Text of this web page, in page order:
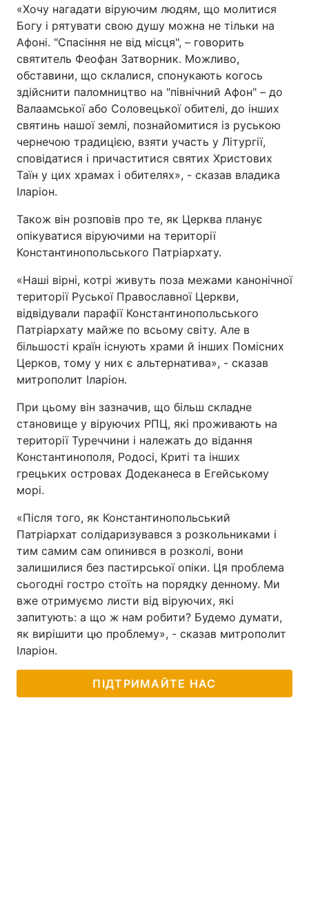
«Хочу нагадати віруючим людям, що молитися
Богу і рятувати свою душу можна не тільки на
Афоні. "Спасіння не від місця", – говорить
святитель Феофан Затворник. Можливо,
обставини, що склалися, спонукають когось
здійснити паломництво на "північний Афон" – до
Валаамської або Соловецької обителі, до інших
святинь нашої землі, познайомитися із руською
чернечою традицією, взяти участь у Літургії,
сповідатися і причаститися святих Христових
Таїн у цих храмах і обителях», - сказав владика
Іларіон.
Також він розповів про те, як Церква планує
опікуватися віруючими на території
Константинопольського Патріархату.
«Наші вірні, котрі живуть поза межами канонічної
території Руської Православної Церкви,
відвідували парафії Константинопольського
Патріархату майже по всьому світу. Але в
більшості країн існують храми й інших Помісних
Церков, тому у них є альтернатива», - сказав
митрополит Іларіон.
При цьому він зазначив, що більш складне
становище у віруючих РПЦ, які проживають на
території Туреччини і належать до відання
Константинополя, Родосі, Криті та інших
грецьких островах Додеканеса в Егейському
морі.
«Після того, як Константинопольський
Патріархат солідаризувався з розкольниками і
тим самим сам опинився в розколі, вони
залишилися без пастирської опіки. Ця проблема
сьогодні гостро стоїть на порядку денному. Ми
вже отримуємо листи від віруючих, які
запитують: а що ж нам робити? Будемо думати,
як вирішити цю проблему», - сказав митрополит
Іларіон.
ПІДТРИМАЙТЕ НАС